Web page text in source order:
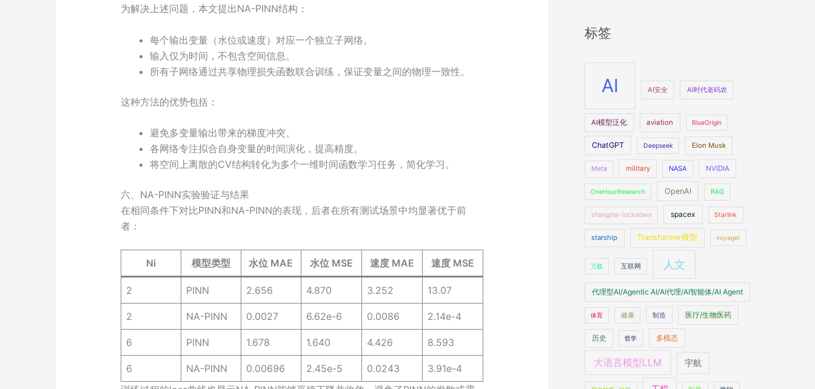
为解决上述问题，本文提出NA-PINN结构：
每个输出变量（水位或速度）对应一个独立子网络。
输入仅为时间，不包含空间信息。
所有子网络通过共享物理损失函数联合训练，保证变量之间的物理一致性。
这种方法的优势包括：
避免多变量输出带来的梯度冲突。
各网络专注拟合自身变量的时间演化，提高精度。
将空间上离散的CV结构转化为多个一维时间函数学习任务，简化学习。
六、NA-PINN实验验证与结果
在相同条件下对比PINN和NA-PINN的表现，后者在所有测试场景中均显著优于前
者：
Ni 模型类型 水位 MAE 水位 MSE 速度 MAE 速度 MSE
2 PINN 2.656 4.870 3.252 13.07
2 NA-PINN 0.0027 6.62e-6 0.0086 2.14e-4
6 PINN 1.678 1.640 4.426 8.593
6 NA-PINN 0.00696 2.45e-5 0.0243
3.91e-4
标签
AI AI安全 AI时代老码农
AI模型泛化 aviation BlueOrigin
ChatGPT Deepseek Elon Musk
Meta military NASA NVIDIA
OneHourResearch OpenAI RAG
shanghai-lockdown spacex Starlink
starship Transformer模型 voyager
万载 互联网 人文
代理型AI/Agentic AI/AI代理/AI智能体/AI Agent
体育 健康 制造 医疗/生物医药
历史 哲学 多模态
大语言模型LLM 宇航